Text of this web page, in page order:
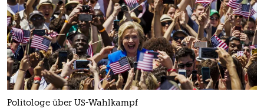
Politologe über US-Wahlkampf